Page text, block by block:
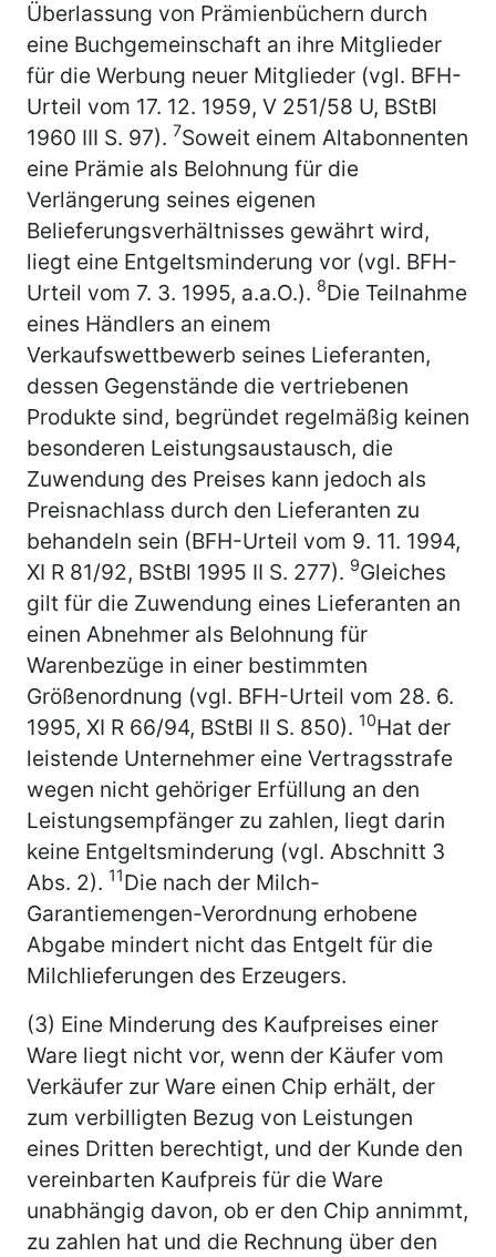
Überlassung von Prämienbüchern durch
eine Buchgemeinschaft an ihre Mitglieder
für die Werbung neuer Mitglieder (vgl. BFH-
Urteil vom 17. 12. 1959, V 251/58 U, BStBl
1960 III S. 97). 7Soweit einem Altabonnenten
eine Prämie als Belohnung für die
Verlängerung seines eigenen
Belieferungsverhältnisses gewährt wird,
liegt eine Entgeltsminderung vor (vgl. BFH-
Urteil vom 7. 3. 1995, a.a.O.). 8Die Teilnahme
eines Händlers an einem
Verkaufswettbewerb seines Lieferanten,
dessen Gegenstände die vertriebenen
Produkte sind, begründet regelmäßig keinen
besonderen Leistungsaustausch, die
Zuwendung des Preises kann jedoch als
Preisnachlass durch den Lieferanten zu
behandeln sein (BFH-Urteil vom 9. 11. 1994,
XI R 81/92, BStBl 1995 II S. 277). 9Gleiches
gilt für die Zuwendung eines Lieferanten an
einen Abnehmer als Belohnung für
Warenbezüge in einer bestimmten
Größenordnung (vgl. BFH-Urteil vom 28. 6.
1995, XI R 66/94, BStBl II S. 850). 10Hat der
leistende Unternehmer eine Vertragsstrafe
wegen nicht gehöriger Erfüllung an den
Leistungsempfänger zu zahlen, liegt darin
keine Entgeltsminderung (vgl. Abschnitt 3
Abs. 2). 11Die nach der Milch-
Garantiemengen-Verordnung erhobene
Abgabe mindert nicht das Entgelt für die
Milchlieferungen des Erzeugers.
(3) Eine Minderung des Kaufpreises einer
Ware liegt nicht vor, wenn der Käufer vom
Verkäufer zur Ware einen Chip erhält, der
zum verbilligten Bezug von Leistungen
eines Dritten berechtigt, und der Kunde den
vereinbarten Kaufpreis für die Ware
unabhängig davon, ob er den Chip annimmt,
zu zahlen hat und die Rechnung über den